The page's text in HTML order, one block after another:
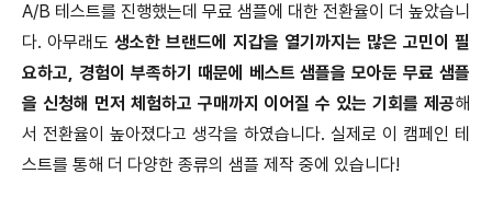
A/B 테스트를 진행했는데 무료 샘플에 대한 전환율이 더 높았습니
다. 아무래도 생소한 브랜드에 지갑을 열기까지는 많은 고민이 필
요하고, 경험이 부족하기 때문에 베스트 샘플을 모아둔 무료 샘플
을 신청해 먼저 체험하고 구매까지 이어질 수 있는 기회를 제공해
서 전환율이 높아졌다고 생각을 하였습니다. 실제로 이 캠페인 테
스트를 통해 더 다양한 종류의 샘플 제작 중에 있습니다!